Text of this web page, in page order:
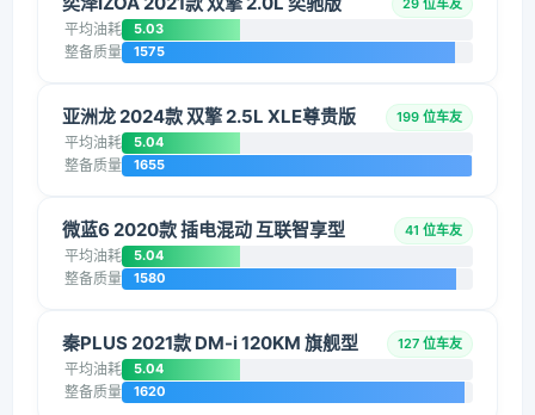
29 位车友
平均油耗 5.03
整备质量 1575
亚洲龙 2024款 双擎 2.5L XLE尊贵版 199 位车友
平均油耗 5.04
整备质量 1655
微蓝6 2020款 插电混动 互联智享型 41 位车友
平均油耗 5.04
整备质量 1580
秦PLUS 2021款 DM-i 120KM 旗舰型 127 位车友
平均油耗 5.04
整备质量 1620